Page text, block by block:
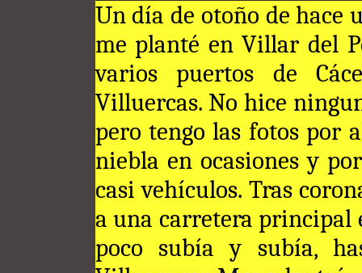
Un día de otoño de hace
me planté en Villar del
varios puertos de
Villuercas. No hice
pero tengo las fotos por
niebla en ocasiones y
casi vehículos. Tras
a una carretera principal
poco subía y subía,